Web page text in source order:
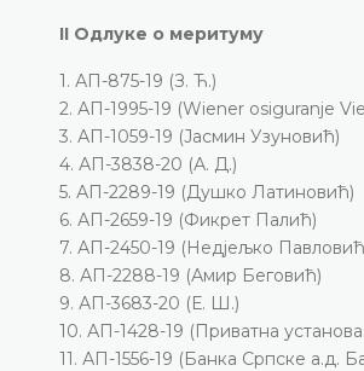
II Одлуке о меритуму
1. АП-875-19 (З. Ћ.)
2. АП-1995-19 (Wiener osiguranje
3. АП-1059-19 (Јасмин Узуновић)
4. АП-3838-20 (А. Д.)
5. АП-2289-19 (Душко Латиновић)
6. АП-2659-19 (Фикрет Палић)
7. АП-2450-19 (Недјељко
8. АП-2288-19 (Амир Беговић)
9. АП-3683-20 (Е. Ш.)
10. АП-1428-19 (Приватна
11. АП-1556-19 (Банка Српске а.д.